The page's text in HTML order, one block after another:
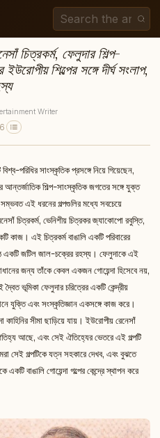
চিত্রকর্ম, ফেলুদার শিল্প-
শিল্পের সঙ্গে দীর্ঘ সংলাপ,
Writer
পরিধির সাংস্কৃতিক প্রসঙ্গে নিয়ে গিয়েছেন,
আন্তর্জাতিক শিল্প-সাংস্কৃতিক জগতের সঙ্গে যুক্ত
এই ধরনের গল্পগুলির মধ্যে সবচেয়ে
চিত্রকর্ম, ভেনিশীয় চিত্রকর জ্যাকোপো রবুস্তি,
কাজ। এই চিত্রকর্ম বাঙালি একটি পরিবারের
একটি জটিল জাল-চক্রের রহস্য। ফেলুদাকে এই
জন্য তাঁকে কেবল একজন গোয়েন্দা হিসেবে নয়,
ভূমিকা ফেলুদার চরিত্রের একটি কেন্দ্রীয়
যুক্তি এবং সংস্কৃতিজ্ঞান একসঙ্গে কাজ করে।
কাহিনির সীমা ছাড়িয়ে যায়। ইউরোপীয় রেনেসাঁ
ঐতিহ্য আছে, এবং সেই ঐতিহ্যের ভেতরে এই গল্পটি
সেই গল্পটিকে যত্ন সহকারে দেখব, এবং বুঝতে
একটি বাঙালি গোয়েন্দা গল্পের কেন্দ্রে স্থাপন করে